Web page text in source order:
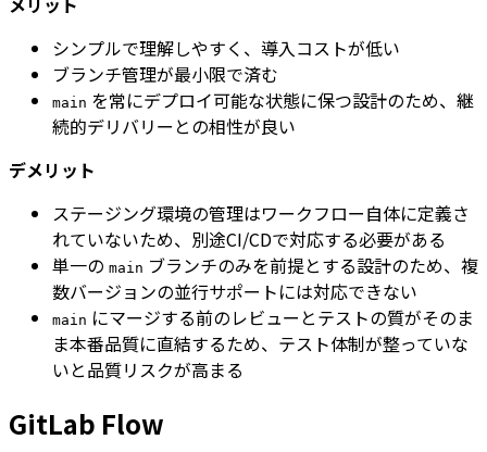
シンプルで理解しやすく、導入コストが低い
ブランチ管理が最小限で済む
main を常にデプロイ可能な状態に保つ設計のため、継
続的デリバリーとの相性が良い
デメリット
ステージング環境の管理はワークフロー自体に定義さ
れていないため、別途CI/CDで対応する必要がある
単一の main ブランチのみを前提とする設計のため、複
数バージョンの並行サポートには対応できない
main にマージする前のレビューとテストの質がそのま
ま本番品質に直結するため、テスト体制が整っていな
いと品質リスクが高まる
GitLab Flow